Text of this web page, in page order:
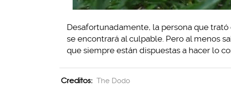
Desafortunadamente, la persona que
se encontrará al culpable. Pero al menos
que siempre están dispuestas a hacer lo
Creditos: The Dodo